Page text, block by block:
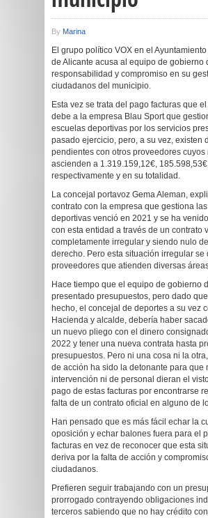
By Marina
El grupo político VOX en el
de Alicante acusa al equipo de gobierno
responsabilidad y compromiso en su
ciudadanos del municipio.
Esta vez se trata del pago facturas que
debe a la empresa Blau Sport que
escuelas deportivas por los servicios
pasado ejercicio, pero, a su vez, existen
pendientes con otros proveedores cuyos
ascienden a 1.319.159,12€,
respectivamente y en su totalidad.
La concejal portavoz Gema Aleman,
contrato con la empresa que gestiona
deportivas venció en 2021 y se ha
con esta entidad a través de un contrato
completamente irregular y siendo nulo
derecho. Pero esta situación irregular se
proveedores que atienden diversas
Hace tiempo que el equipo de gobierno
presentado presupuestos, pero dado
hecho, el concejal de deportes a su vez
Hacienda y alcalde, debería haber
un nuevo pliego con el dinero
2022 y tener una nueva contrata hasta
presupuestos. Pero ni una cosa ni la
de acción ha sido la detonante para que
intervención ni de personal dieran el
pago de estas facturas por encontrarse
falta de un contrato oficial en alguno de
Han pensado que es más fácil echar la
oposición y echar balones fuera para el
facturas en vez de reconocer que esta
deriva por la falta de acción y
ciudadanos.
Prefieren seguir trabajando con un
prorrogado contrayendo obligaciones
terceros sabiendo que no hay crédito